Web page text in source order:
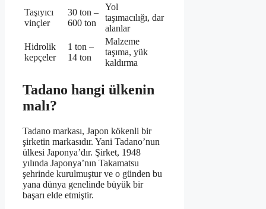
Taşıyıcı
vinçler
30 ton –
600 ton
Yol
taşımacılığı, dar
alanlar
Hidrolik
kepçeler
1 ton –
14 ton
Malzeme
taşıma, yük
kaldırma
Tadano hangi ülkenin
malı?
Tadano markası, Japon kökenli bir
şirketin markasıdır. Yani Tadano’nun
ülkesi Japonya’dır. Şirket, 1948
yılında Japonya’nın Takamatsu
şehrinde kurulmuştur ve o günden bu
yana dünya genelinde büyük bir
başarı elde etmiştir.